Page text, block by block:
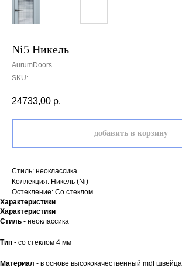
Ni5 Никель
AurumDoors
SKU:
24733,00 р.
добавить в корзину
Стиль: неоклассика
Коллекция: Никель (Ni)
Остекление: Со стеклом
Характеристики
Характеристики
Стиль - неоклассика
Тип - со стеклом 4 мм
Материал - в основе высококачественный mdf